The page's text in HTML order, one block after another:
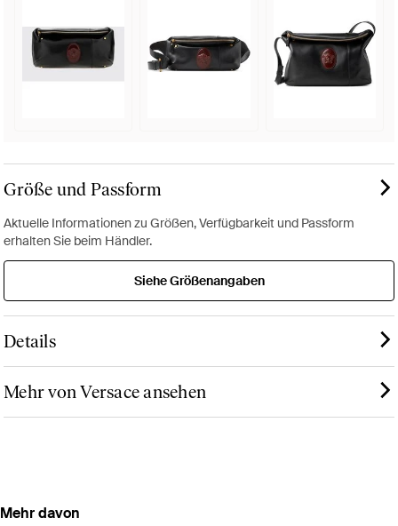
Größe und Passform
Aktuelle Informationen zu Größen, Verfügbarkeit und Passform
erhalten Sie beim Händler.
Siehe Größenangaben
Details
Mehr von Versace ansehen
Mehr davon